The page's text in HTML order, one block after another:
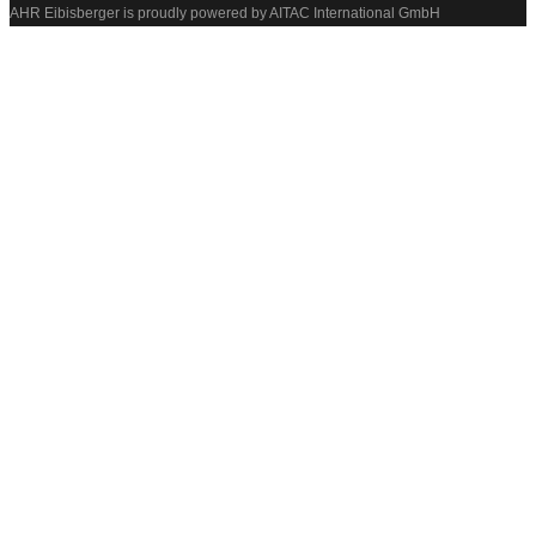
AHR Eibisberger is proudly powered by AITAC International GmbH